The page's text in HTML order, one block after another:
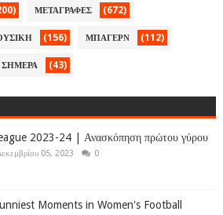
ΜΕΤΑΓΡΑΦΕΣ (672)
(156) ΜΠΑΓΕΡΝ (112)
ΣΗΜΕΡΑ (43)
2023-24 | Ανασκόπηση πρώτου γύρου
05, 2023 0
Moments in Women's Football